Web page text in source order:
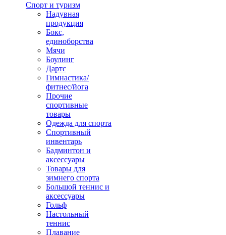
Спорт и туризм
Надувная
продукция
Бокс,
единоборства
Мячи
Боулинг
Дартс
Гимнастика/
фитнес/йога
Прочие
спортивные
товары
Одежда для спорта
Спортивный
инвентарь
Бадминтон и
аксессуары
Товары для
зимнего спорта
Большой теннис и
аксессуары
Гольф
Настольный
теннис
Плавание